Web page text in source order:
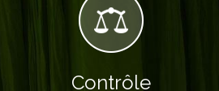
Contrôle